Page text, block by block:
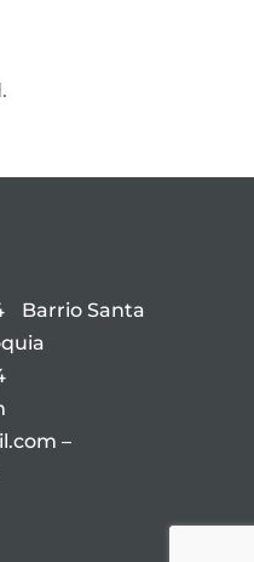
Barrio Santa
–